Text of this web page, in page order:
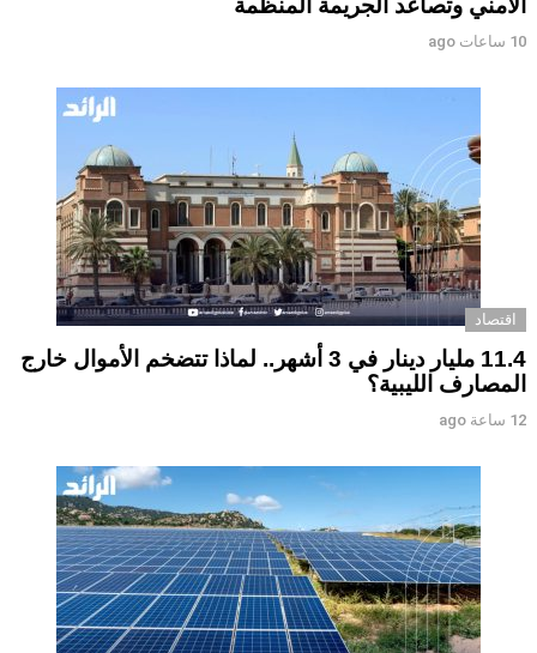
الأمني وتصاعد الجريمة المنظمة
10 ساعات ago
اقتصاد
11.4 مليار دينار في 3 أشهر.. لماذا تتضخم الأموال خارج
المصارف الليبية؟
12 ساعة ago